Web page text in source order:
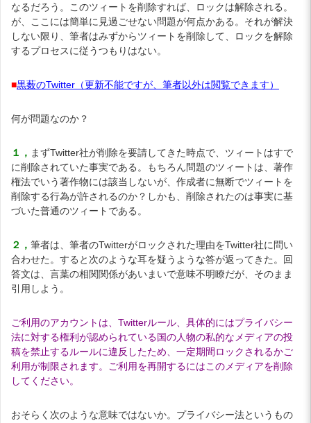
なるだろう。このツィートを削除すれば、ロックは解除される。
が、ここには簡単に見過ごせない問題が何点かある。それが解決
しない限り、筆者はみずからツィートを削除して、ロックを解除
するプロセスに従うつもりはない。
■黒薮のTwitter（更新不能ですが、筆者以外は閲覧できます）
何が問題なのか？
１， まずTwitter社が削除を要請してきた時点で、ツィートはすで
に削除されていた事実である。もちろん問題のツィートは、著作
権法でいう著作物には該当しないが、作成者に無断でツィートを
削除する行為が許されるのか？しかも、削除されたのは事実に基
づいた普通のツィートである。
２， 筆者は、筆者のTwitterがロックされた理由をTwitter社に問い
合わせた。すると次のような耳を疑うような答が返ってきた。回
答文は、言葉の相関関係があいまいで意味不明瞭だが、そのまま
引用しよう。
ご利用のアカウントは、Twitterルール、具体的にはプライバシー
法に対する権利が認められている国の人物の私的なメディアの投
稿を禁止するルールに違反したため、一定期間ロックされるかご
利用が制限されます。ご利用を再開するにはこのメディアを削除
してください。
おそらく次のような意味ではないか。プライバシー法というもの